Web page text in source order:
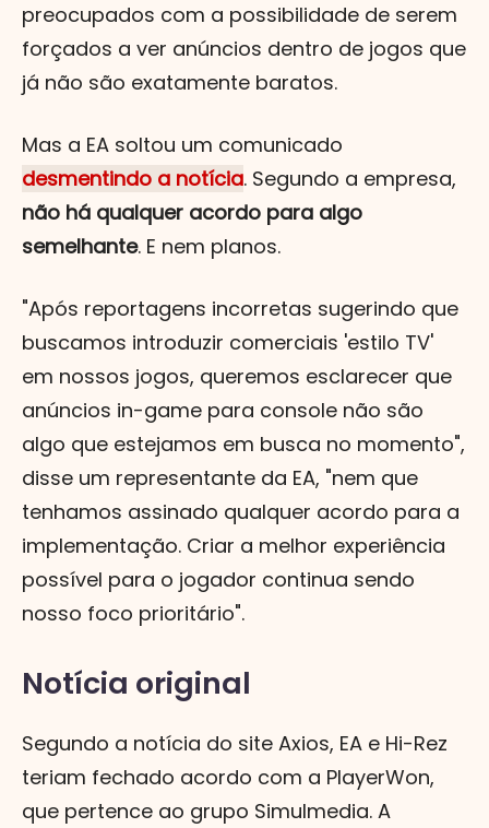
preocupados com a possibilidade de serem
forçados a ver anúncios dentro de jogos que
já não são exatamente baratos.
Mas a EA soltou um comunicado
desmentindo a notícia. Segundo a empresa,
não há qualquer acordo para algo
semelhante. E nem planos.
"Após reportagens incorretas sugerindo que
buscamos introduzir comerciais 'estilo TV'
em nossos jogos, queremos esclarecer que
anúncios in-game para console não são
algo que estejamos em busca no momento",
disse um representante da EA, "nem que
tenhamos assinado qualquer acordo para a
implementação. Criar a melhor experiência
possível para o jogador continua sendo
nosso foco prioritário".
Notícia original
Segundo a notícia do site Axios, EA e Hi-Rez
teriam fechado acordo com a PlayerWon,
que pertence ao grupo Simulmedia. A